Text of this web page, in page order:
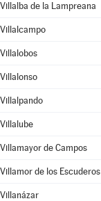
Villalba de la Lampreana
Villalcampo
Villalobos
Villalonso
Villalpando
Villalube
Villamayor de Campos
Villamor de los Escuderos
Villanázar